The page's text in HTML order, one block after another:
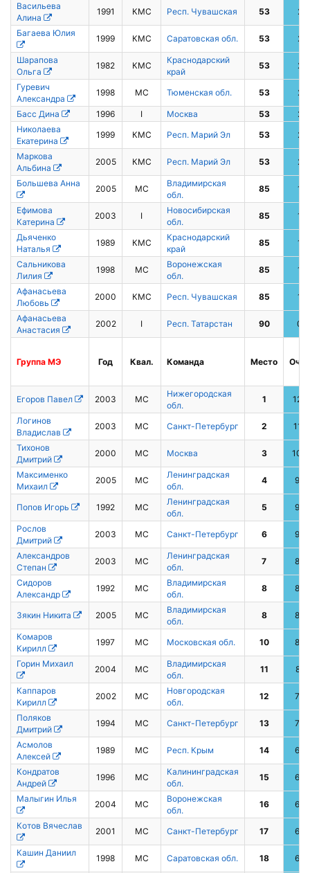
Васильева
Алина
1991 КМС Респ. Чувашская 53 2
Багаева Юлия
1999 КМС Саратовская обл. 53 2
Шарапова
Ольга
1982 КМС
Краснодарский
край
53 2
Гуревич
Александра
1998 МС Тюменская обл. 53 2
Басс Дина 1996 I Москва 53
2
Николаева
Екатерина
1999 КМС Респ. Марий Эл 53 2
Маркова
Альбина
2005 КМС Респ. Марий Эл 53 2
Большева Анна
2005 МС
Владимирская
обл.
85 1
Ефимова
Катерина
2003 I
Новосибирская
обл.
85 1
Дьяченко
Наталья
1989 КМС
Краснодарский
край
85 1
Сальникова
Лилия
1998 МС
Воронежская
обл.
85 1
Афанасьева
Любовь
2000 КМС Респ. Чувашская 85 1
Афанасьева
Анастасия
2002 I Респ. Татарстан 90 0
Группа МЭ Год Квал. Команда Место Очки
Егоров Павел 2003 МС
Нижегородская
обл.
1 120
Логинов
Владислав
2003 МС Санкт-Петербург 2 112
Тихонов
Дмитрий
2000 МС Москва 3 100
Максименко
Михаил
2005 МС
Ленинградская
обл.
4 99
Попов Игорь 1992 МС
Ленинградская
обл.
5 98
Рослов
Дмитрий
2003 МС Санкт-Петербург 6 93
Александров
Степан
2003 МС
Ленинградская
обл.
7 87
Сидоров
Александр
1992 МС
Владимирская
обл.
8 86
Зякин Никита 2005 МС
Владимирская
обл.
8 86
Комаров
Кирилл
1997 МС Московская обл. 10 83
Горин Михаил
2004 МС
Владимирская
обл.
11 81
Каппаров
Кирилл
2002 МС
Новгородская
обл.
12 79
Поляков
Дмитрий
1994 МС Санкт-Петербург 13 76
Асмолов
Алексей
1989 МС Респ. Крым 14 69
Кондратов
Андрей
1996 МС
Калининградская
обл.
15 68
Малыгин Илья
2004 МС
Воронежская
обл.
16 67
Котов Вячеслав
2001 МС Санкт-Петербург 17 65
Кашин Даниил
1998 МС Саратовская обл. 18 64